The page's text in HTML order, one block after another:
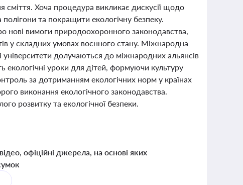
сміття. Хоча процедура викликає дискусії щодо
та покращити екологічну безпеку.
нові вимоги природоохоронного законодавства,
у складних умовах воєнного стану. Міжнародна
університети долучаються до міжнародних альянсів
уроки для дітей, формуючи культуру
за дотриманням екологічних норм у країнах
виконання екологічного законодавства.
розвитку та екологічної безпеки.
офіційні джерела, на основі яких